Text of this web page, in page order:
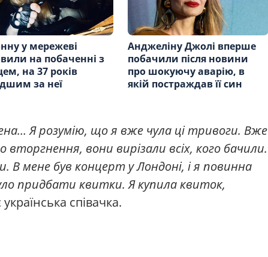
у мережеві
на побаченні з
на 37 років
за неї
Анджеліну Джолі вперше
побачили після новини
про шокуючу аварію, в
якій постраждав її син
Я розумію, що я вже чула ці тривоги. Вже
вторгнення, вони вирізали всіх, кого бачили.
В мене був концерт у Лондоні, і я повинна
придбати квитки. Я купила квиток,
співачка.